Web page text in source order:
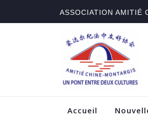
ASSOCIATION AMITIÉ
Accueil